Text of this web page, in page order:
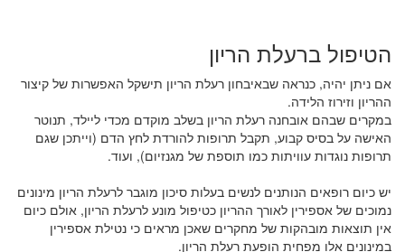
הטיפול ברעלת הריון
אם ניתן יהיה, כנראה שבאיבחון רעלת הריון תישקל האפשרות של קיצור
ההריון וזירוז הלידה.
במקרים שבהם אובחנה רעלת הריון בשלב מוקדם מכדי ליילד, תנוטר
האישה על בסיס קבוע, תקבל תרופות להורדת לחץ הדם (וייתכן שגם
תרופות נוגדות עוויתות כמו תוספת של מגנזיום), ועוד.
יש כיום רופאים הנותנים לנשים בעלות סיכון מוגבר לרעלת הריון מינונים
נמוכים של אספירין לאורך ההריון כטיפול מונע לרעלת הריון, אולם כיום
אין תוצאות מובהקות של מחקרים שאכן מראים כי נטילת אספירין
במינונים אלו מפחית הופעת רעלת הריון.